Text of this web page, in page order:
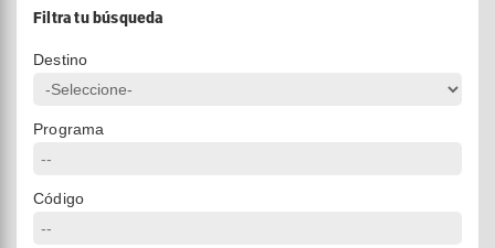
Filtra tu búsqueda
Destino
Programa
Código